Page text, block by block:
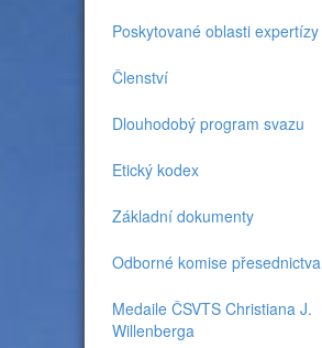
Poskytované oblasti expertízy
Členství
Dlouhodobý program svazu
Etický kodex
Základní dokumenty
Odborné komise přesednictva
Medaile ČSVTS Christiana J.
Willenberga